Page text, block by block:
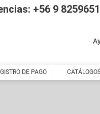
+56 9
DE PAGO